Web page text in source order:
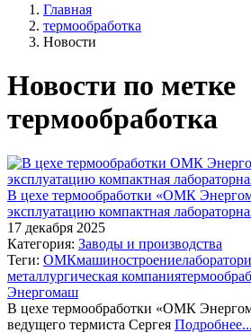
Главная
термообработка
Новости
Новости по метке
термообработка
В цехе термообработки «ОМК
эксплуатацию компактная
17 декабря 2025
Категория: Заводы и производства
Теги: ОМКмашиностроение
металлургическая компания
Энергомаш
В цехе термообработки «ОМК
ведущего термиста Сергея Подробнее...